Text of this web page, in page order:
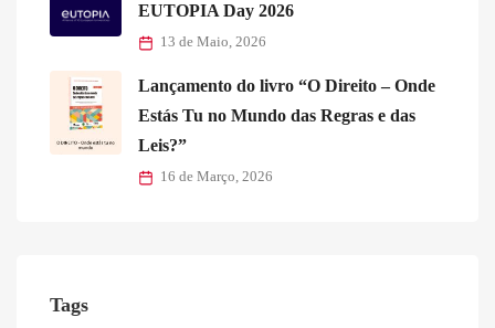
EUTOPIA Day 2026
13 de Maio, 2026
Lançamento do livro “O Direito – Onde
Estás Tu no Mundo das Regras e das
Leis?”
16 de Março, 2026
Tags